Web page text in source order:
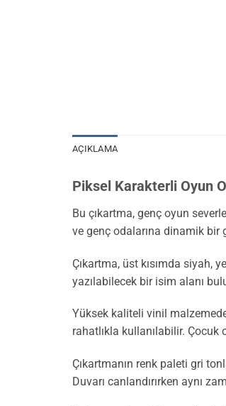
AÇIKLAMA
Piksel Karakterli Oyun
Bu çıkartma, genç oyun
ve genç odalarına dinamik bir
Çıkartma, üst kısımda siyah,
yazılabilecek bir isim alanı
Yüksek kaliteli vinil
rahatlıkla kullanılabilir. Çocuk
Çıkartmanın renk paleti gri
Duvarı canlandırırken aynı